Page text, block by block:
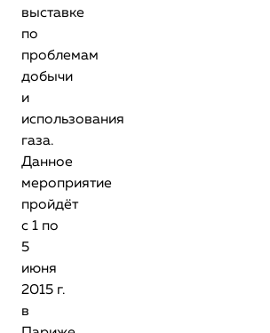
выставке
по
проблемам
добычи
и
использования
газа.
Данное
мероприятие
пройдёт
с 1 по
5
июня
2015 г.
в